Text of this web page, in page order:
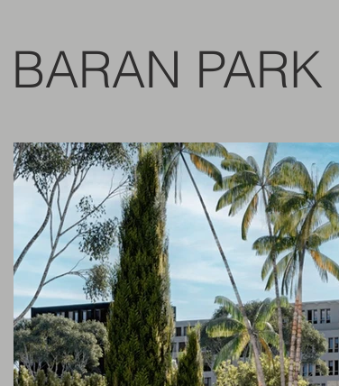
BARAN PARK